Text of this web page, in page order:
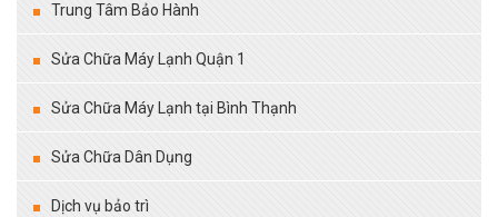
Trung Tâm Bảo Hành
Sửa Chữa Máy Lạnh Quận 1
Sửa Chữa Máy Lạnh tại Bình Thạnh
Sửa Chữa Dân Dụng
Dịch vụ bảo trì